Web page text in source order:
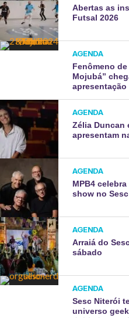
Abertas as
Futsal 2026
AGENDA
Fenômeno
Mojubá”
AGENDA
Zélia Duncan
apresentam
AGENDA
MPB4
show no
AGENDA
Arraiá do
sábado
AGENDA
Sesc Niterói
universo